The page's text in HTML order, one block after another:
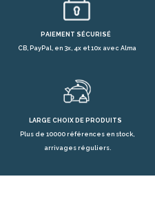
PAIEMENT SÉCURISÉ
CB, PayPal, en 3x, 4x et 10x avec Alma
LARGE CHOIX DE PRODUITS
Plus de 10000 références en stock,
arrivages réguliers.